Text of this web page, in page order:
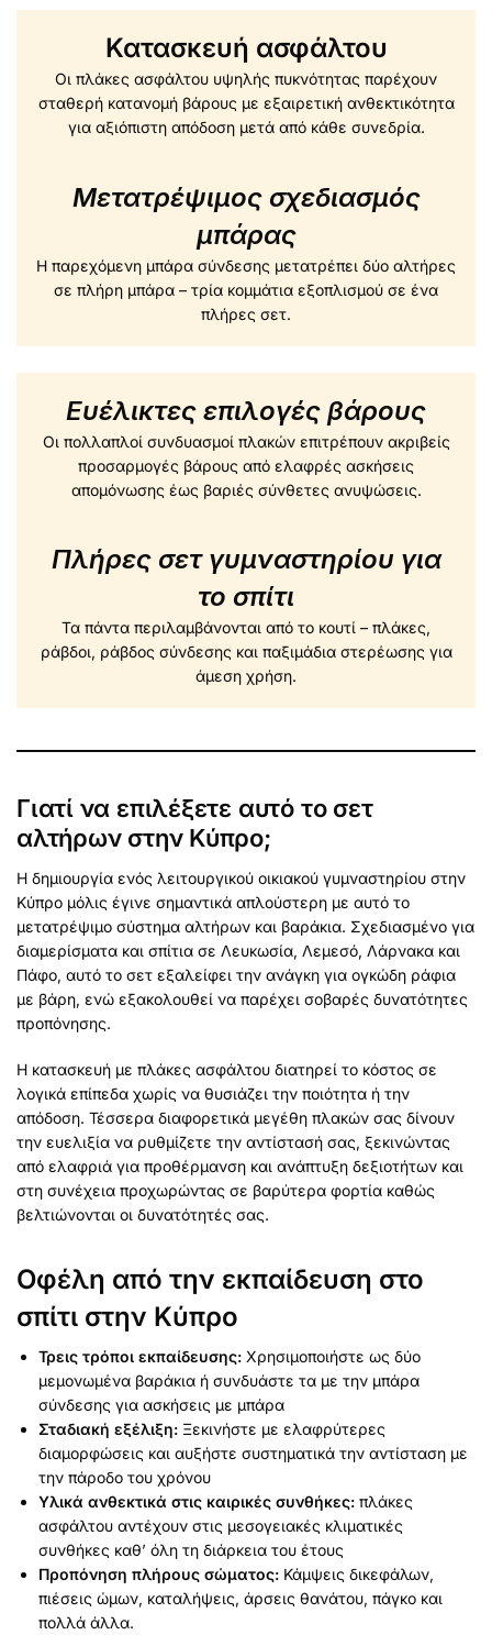
Κατασκευή ασφάλτου
Οι πλάκες ασφάλτου υψηλής πυκνότητας παρέχουν
σταθερή κατανομή βάρους με εξαιρετική ανθεκτικότητα
για αξιόπιστη απόδοση μετά από κάθε συνεδρία.
Μετατρέψιμος σχεδιασμός
μπάρας
Η παρεχόμενη μπάρα σύνδεσης μετατρέπει δύο αλτήρες
σε πλήρη μπάρα – τρία κομμάτια εξοπλισμού σε ένα
πλήρες σετ.
Ευέλικτες επιλογές βάρους
Οι πολλαπλοί συνδυασμοί πλακών επιτρέπουν ακριβείς
προσαρμογές βάρους από ελαφρές ασκήσεις
απομόνωσης έως βαριές σύνθετες ανυψώσεις.
Πλήρες σετ γυμναστηρίου για
το σπίτι
Τα πάντα περιλαμβάνονται από το κουτί – πλάκες,
ράβδοι, ράβδος σύνδεσης και παξιμάδια στερέωσης για
άμεση χρήση.
Γιατί να επιλέξετε αυτό το σετ
αλτήρων στην Κύπρο;
Η δημιουργία ενός λειτουργικού οικιακού γυμναστηρίου στην
Κύπρο μόλις έγινε σημαντικά απλούστερη με αυτό το
μετατρέψιμο σύστημα αλτήρων και βαράκια. Σχεδιασμένο για
διαμερίσματα και σπίτια σε Λευκωσία, Λεμεσό, Λάρνακα και
Πάφο, αυτό το σετ εξαλείφει την ανάγκη για ογκώδη ράφια
με βάρη, ενώ εξακολουθεί να παρέχει σοβαρές δυνατότητες
προπόνησης.
Η κατασκευή με πλάκες ασφάλτου διατηρεί το κόστος σε
λογικά επίπεδα χωρίς να θυσιάζει την ποιότητα ή την
απόδοση. Τέσσερα διαφορετικά μεγέθη πλακών σας δίνουν
την ευελιξία να ρυθμίζετε την αντίστασή σας, ξεκινώντας
από ελαφριά για προθέρμανση και ανάπτυξη δεξιοτήτων και
στη συνέχεια προχωρώντας σε βαρύτερα φορτία καθώς
βελτιώνονται οι δυνατότητές σας.
Οφέλη από την εκπαίδευση στο
σπίτι στην Κύπρο
Τρεις τρόποι εκπαίδευσης: Χρησιμοποιήστε ως δύο
μεμονωμένα βαράκια ή συνδυάστε τα με την μπάρα
σύνδεσης για ασκήσεις με μπάρα
Σταδιακή εξέλιξη: Ξεκινήστε με ελαφρύτερες
διαμορφώσεις και αυξήστε συστηματικά την αντίσταση με
την πάροδο του χρόνου
Υλικά ανθεκτικά στις καιρικές συνθήκες: πλάκες
ασφάλτου αντέχουν στις μεσογειακές κλιματικές
συνθήκες καθ’ όλη τη διάρκεια του έτους
Προπόνηση πλήρους σώματος: Κάμψεις δικεφάλων,
πιέσεις ώμων, καταλήψεις, άρσεις θανάτου, πάγκο και
πολλά άλλα.